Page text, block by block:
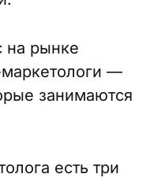
на рынке
—
занимаются
есть три